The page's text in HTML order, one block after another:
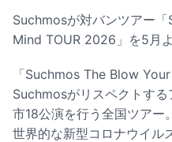
Suchmosが対バンツアー
Mind TOUR 2026」を5月よ
「Suchmos The Blow
Suchmosがリスペクトす
市18公演を行う全国ツア
世界的な新型コロナウイル